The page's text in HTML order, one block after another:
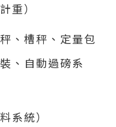
重）
、槽秤、定量包
、自動過磅系
系統）